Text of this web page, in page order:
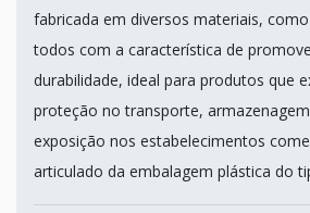
fabricada em diversos materiais, como
todos com a característica de
durabilidade, ideal para produtos que
proteção no transporte,
exposição nos estabelecimentos
articulado da embalagem plástica do